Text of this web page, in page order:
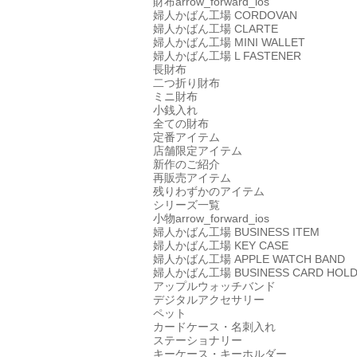
婦人かばん工場 CORDOVAN
婦人かばん工場 CLARTE
婦人かばん工場 MINI WALLET
婦人かばん工場 L FASTENER
長財布
二つ折り財布
ミニ財布
小銭入れ
全ての財布
定番アイテム
店舗限定アイテム
新作のご紹介
再販売アイテム
残りわずかのアイテム
シリーズ一覧
小物arrow_forward_ios
婦人かばん工場 BUSINESS ITEM
婦人かばん工場 KEY CASE
婦人かばん工場 APPLE WATCH BAND
婦人かばん工場 BUSINESS CARD
アップルウォッチバンド
デジタルアクセサリー
ペット
カードケース・名刺入れ
ステーショナリー
キーケース・キーホルダー